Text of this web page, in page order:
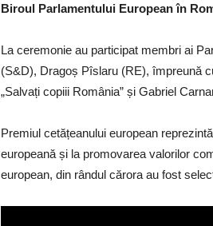
Biroul Parlamentului European în
La ceremonie au participat membri ai
(S&D), Dragoș Pîslaru (RE), împreună
„Salvați copiii România” și Gabriel
Premiul cetățeanului european
europeană și la promovarea valorilor
european, din rândul cărora au fost